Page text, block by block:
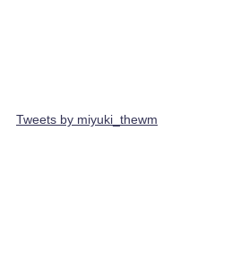
Tweets by miyuki_thewm